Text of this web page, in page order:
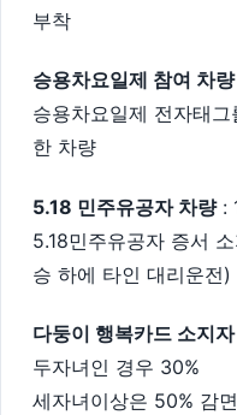
부착
승용차요일제 참여 차량
승용차요일제 전자태
한 차량
5.18 민주유공자 차량:
5.18민주유공자 증서
승 하에 타인 대리운전)
다둥이 행복카드 소지자
두자녀인 경우 30%
세자녀이상은 50% 감면